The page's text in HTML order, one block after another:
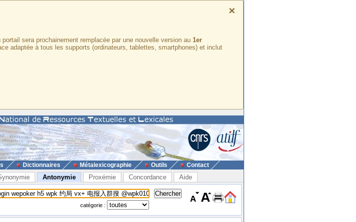
×
sera prochainement remplacée par une nouvelle version au 1er
adaptée à tous les supports (ordinateurs, tablettes, smartphones) et inclut
Dictionnaires Métalexicographie Outils Contact
Antonymie Proxémie Concordance Aide
catégorie :